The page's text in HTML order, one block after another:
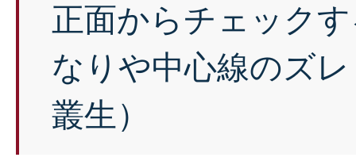
正面からチェック
なりや中心線のズ
叢生）